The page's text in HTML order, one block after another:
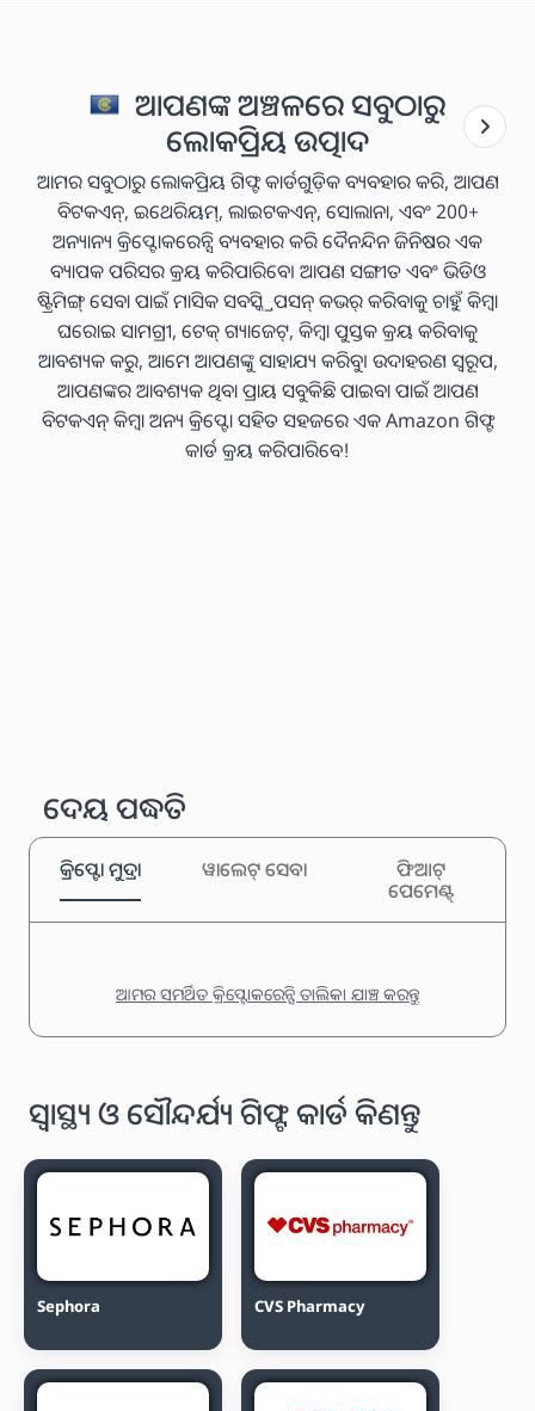
ଆପଣଙ୍କ ଅଞ୍ଚଳରେ ସବୁଠାରୁ
ଲୋକପ୍ରିୟ ଉତ୍ପାଦ
ଆମର ସବୁଠାରୁ ଲୋକପ୍ରିୟ ଗିଫ୍ଟ କାର୍ଡଗୁଡ଼ିକ ବ୍ୟବହାର କରି, ଆପଣ
ବିଟକଏନ୍, ଇଥେରିୟମ୍, ଲାଇଟକଏନ୍, ସୋଲାନା, ଏବଂ 200+
ଅନ୍ୟାନ୍ୟ କ୍ରିପ୍ଟୋକରେନ୍ସି ବ୍ୟବହାର କରି ଦୈନନ୍ଦିନ ଜିନିଷର ଏକ
ବ୍ୟାପକ ପରିସର କ୍ରୟ କରିପାରିବେ। ଆପଣ ସଙ୍ଗୀତ ଏବଂ ଭିଡିଓ
ଷ୍ଟ୍ରିମିଙ୍ଗ୍ ସେବା ପାଇଁ ମାସିକ ସବସ୍କ୍ରିପସନ୍ କଭର୍ କରିବାକୁ ଚାହୁଁ କିମ୍ବା
ଘରୋଇ ସାମଗ୍ରୀ, ଟେକ୍ ଗ୍ୟାଜେଟ୍, କିମ୍ବା ପୁସ୍ତକ କ୍ରୟ କରିବାକୁ
ଆବଶ୍ୟକ କରୁ, ଆମେ ଆପଣଙ୍କୁ ସାହାଯ୍ୟ କରିବୁ। ଉଦାହରଣ ସ୍ୱରୂପ,
ଆପଣଙ୍କର ଆବଶ୍ୟକ ଥିବା ପ୍ରାୟ ସବୁକିଛି ପାଇବା ପାଇଁ ଆପଣ
ବିଟକଏନ୍ କିମ୍ବା ଅନ୍ୟ କ୍ରିପ୍ଟୋ ସହିତ ସହଜରେ ଏକ Amazon ଗିଫ୍ଟ
କାର୍ଡ କ୍ରୟ କରିପାରିବେ!
ଦେୟ ପଦ୍ଧତି
କ୍ରିପ୍ଟୋ ମୁଦ୍ରା ୱାଲେଟ୍ ସେବା
ଫିଆଟ୍
ପେମେଣ୍ଟ୍
ଆମର ସମର୍ଥିତ କ୍ରିପ୍ଟୋକରେନ୍ସି ତାଲିକା ଯାଞ୍ଚ କରନ୍ତୁ
ସ୍ୱାସ୍ଥ୍ୟ ଓ ସୌନ୍ଦର୍ଯ୍ୟ ଗିଫ୍ଟ କାର୍ଡ କିଣନ୍ତୁ
Sephora CVS Pharmacy